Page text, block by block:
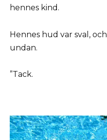
hennes kind.
Hennes hud var sval,
undan.
”Tack.